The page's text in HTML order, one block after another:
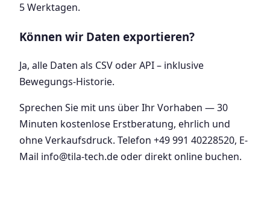
5 Werktagen.
Können wir Daten exportieren?
Ja, alle Daten als CSV oder API – inklusive
Bewegungs-Historie.
Sprechen Sie mit uns über Ihr Vorhaben — 30
Minuten kostenlose Erstberatung, ehrlich und
ohne Verkaufsdruck. Telefon +49 991 40228520, E-
Mail info@tila-tech.de oder direkt online buchen.